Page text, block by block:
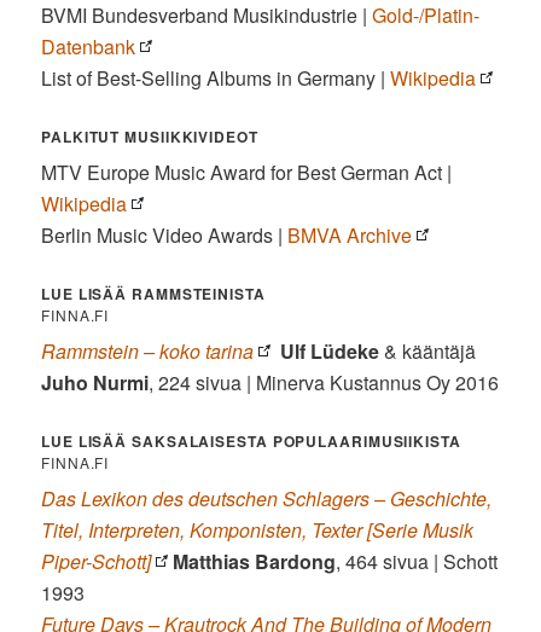
BVMI Bundesverband Musikindustrie |Gold-/Platin-
Datenbank
List of Best-Selling Albums in Germany |Wikipedia
PALKITUT MUSIIKKIVIDEOT
MTV Europe Music Award for Best German Act |
Wikipedia
Berlin Music Video Awards | BMVA Archive
LUE LISÄÄ RAMMSTEINISTA
FINNA.FI
Rammstein – koko tarina Ulf Lüdeke& kääntäjä
Juho Nurmi, 224 sivua | Minerva Kustannus Oy 2016
LUE LISÄÄ SAKSALAISESTA POPULAARIMUSIIKISTA
FINNA.FI
Das Lexikon des deutschen Schlagers – Geschichte,
Titel, Interpreten, Komponisten, Texter [Serie Musik
Piper-Schott]
Matthias Bardong, 464 sivua | Schott
1993
Future Days – Krautrock And The Building of Modern